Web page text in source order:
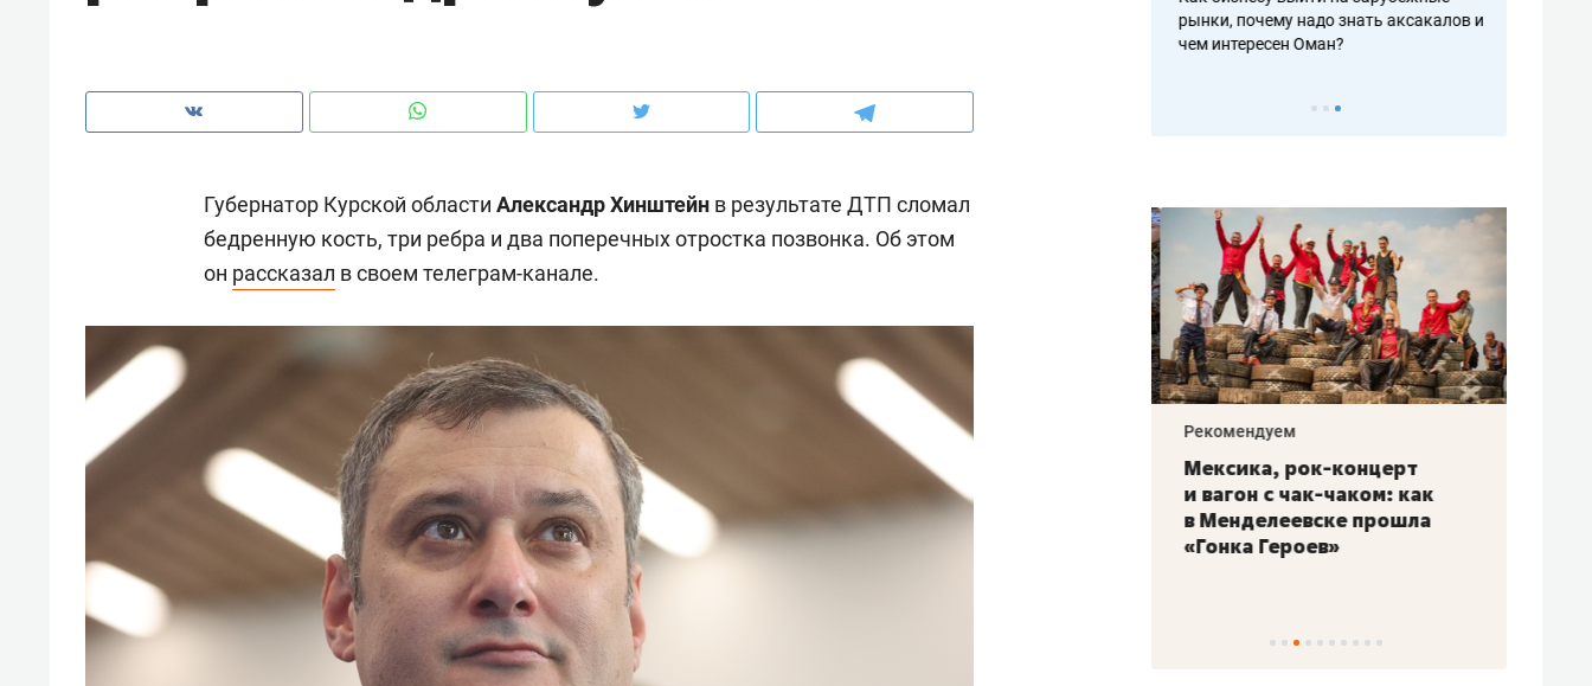
Губернатор Курской области Александр Хинштейн в результате ДТП сломал
бедренную кость, три ребра и два поперечных отростка позвонка. Об этом
он рассказал в своем телеграм-канале.
рынки, почему надо знать аксакалов и
чем интересен Оман?
Рекомендуем
Как ГК «МИР ГРУПП» и ВТБ
создают оазис жилого
комфорта под Казанью
Рекомендуем
150 камер до квартиры и Face
ID вместо ключа: какой будет
безопасность в ЖК «Нова»
Рекомендуем
Опыт выживания в дикой
природе, работа
с ментальным и физическим
состоянием как основа
Рекомендуем
Мексика, рок-концерт
и вагон с чак-чаком: как
в Менделеевске прошла
«Гонка Героев»